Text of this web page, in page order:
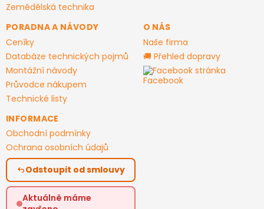
Zemědělská technika
PORADNA A NÁVODY
Ceníky
Databáze technických pojmů
Montážní návody
Průvodce nákupem
Technické listy
O NÁS
Naše firma
🚚 Přehled dopravy
Facebook stránka
INFORMACE
Obchodní podmínky
Ochrana osobních údajů
Odstoupit od smlouvy
Aktuálně máme